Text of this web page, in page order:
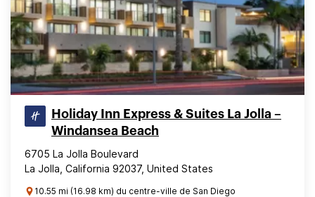
Holiday Inn Express & Suites La Jolla –
Windansea Beach
6705 La Jolla Boulevard
La Jolla, California 92037, United States
10.55 mi (16.98 km) du centre-ville de San Diego